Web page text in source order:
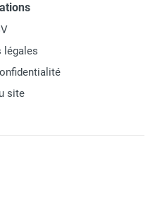
légales
site